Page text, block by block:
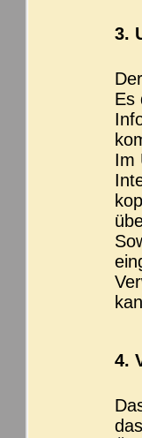
3.
Es
Im
4.